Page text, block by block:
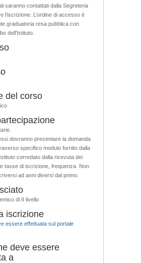
saranno contattati dalla Segreteria
l’iscrizione. L’ordine di accesso è
graduatoria resa pubblica con
dell’Istituto.
del corso
dovranno presentare la domanda
specifico modulo fornito dalla
corredato dalla ricevuta dei
tasse di iscrizione, frequenza. Non
ad anni diversi dal primo.
di II livello
iscrizione
essere effettuata sul portale
deve essere
a